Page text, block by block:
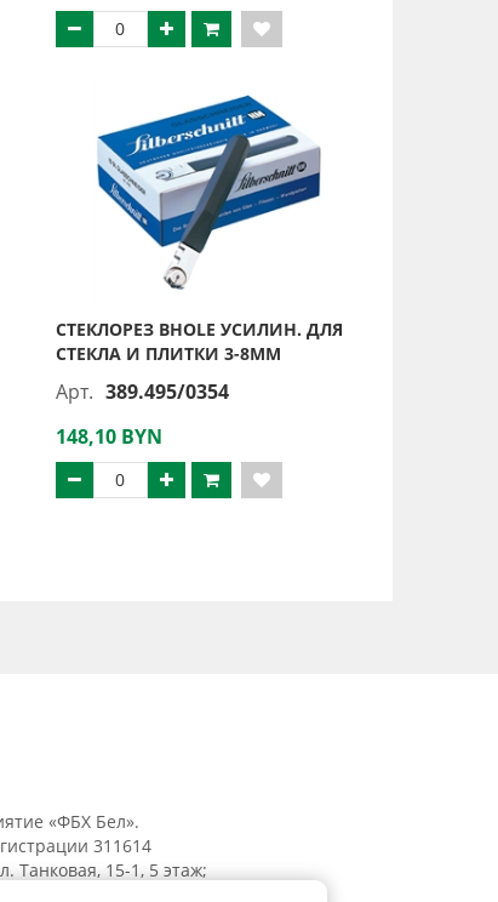
СТЕКЛОРЕЗ BHOLE УСИЛИН. ДЛЯ
СТЕКЛА И ПЛИТКИ 3-8ММ
Арт. 389.495/0354
148,10 BYN
«ФБХ Бел».
311614
Танковая, 15-1, 5 этаж;